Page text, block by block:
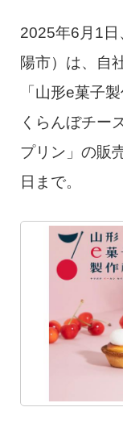
2025年6月1
陽市）は、自
「山形e菓子
くらんぼチー
プリン」の販
日まで。